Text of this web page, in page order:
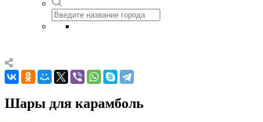
Шары для карамболь